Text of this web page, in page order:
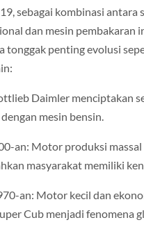
sebagai kombinasi antara
dan mesin pembakaran
tonggak penting evolusi
Daimler menciptakan
mesin bensin.
an: Motor produksi massal
masyarakat memiliki
an: Motor kecil dan
Cub menjadi fenomena